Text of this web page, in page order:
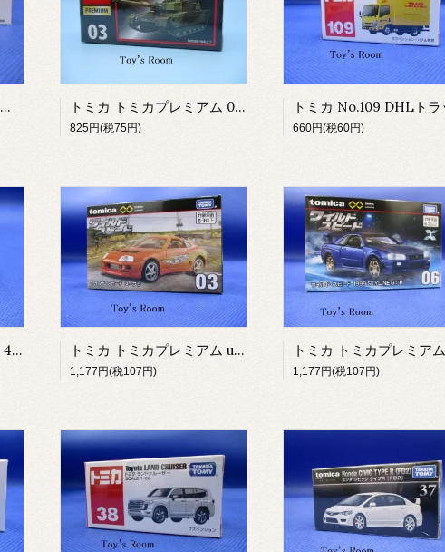
トミカ ロングタイプトミカ No.135 NX 日本通運 ウイングトレーラ NO135NXニホンツウウンウイングトレ-ラ- トミカ トミカプレミアム 03 自衛隊 90式戦車
825円(税75円)
トミカ No.109 DHLトラ
660円(税60円)
トミカ トミカプレミアム 40 トヨタ MR2 トミカ トミカプレミアム unlimited 03 ワイルド・スピード スープラ
1,177円(税107円) 1,177円(税107円)